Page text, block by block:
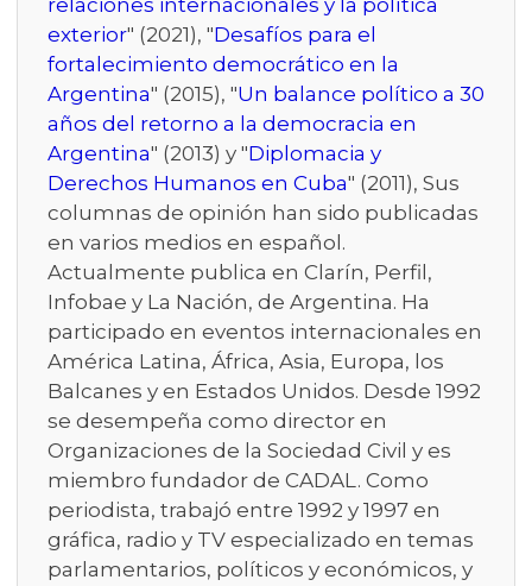
relaciones internacionales y la política
exterior" (2021), "Desafíos para el
fortalecimiento democrático en la
Argentina" (2015), "Un balance político a 30
años del retorno a la democracia en
Argentina" (2013) y "Diplomacia y
Derechos Humanos en Cuba" (2011), Sus
columnas de opinión han sido publicadas
en varios medios en español.
Actualmente publica en Clarín, Perfil,
Infobae y La Nación, de Argentina. Ha
participado en eventos internacionales en
América Latina, África, Asia, Europa, los
Balcanes y en Estados Unidos. Desde 1992
se desempeña como director en
Organizaciones de la Sociedad Civil y es
miembro fundador de CADAL. Como
periodista, trabajó entre 1992 y 1997 en
gráfica, radio y TV especializado en temas
parlamentarios, políticos y económicos, y